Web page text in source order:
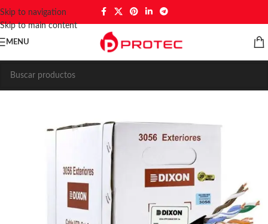
Skip to navigation
Skip to main content
MENU